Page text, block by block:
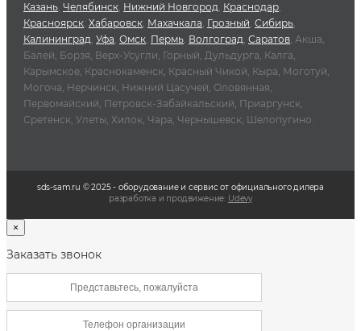
Казань Челябинск Нижний Новгород Краснодар
Красноярск Хабаровск Махачкала Грозный Сибирь
Калининград Уфа Омск Пермь Волгоград Саратов , Акша,
Балей, Борзя, Верх-Усугли, Горный, Дульдурга, Калга,
Карымское, Краснокаменск, Красный Чикой, Кыра, Моготуй,
Могоча, Нерчинск, Нижний Цасучей, Оловянная,
Первомайский, Петровск-Забайкальский, Приаргунск,
Сретенск, Улеты, Хилок, Чара, Чернышевск, Шелопугино.
sds-sam.ru © 2025 - oбopудoвaниe и cepвиc oт oфициaльнoгo дилepa
разработка и продвижение: Udevy
×
Заказать звонок